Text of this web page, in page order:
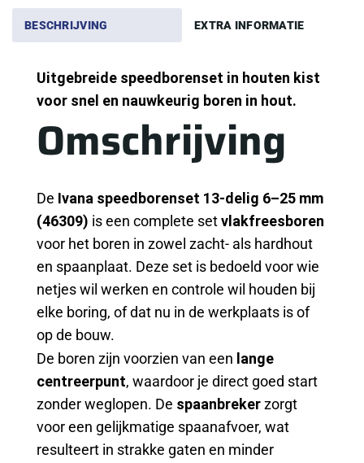
BESCHRIJVING EXTRA INFORMATIE
Uitgebreide speedborenset in houten kist
voor snel en nauwkeurig boren in hout.
Omschrijving
De Ivana speedborenset 13-delig 6–25 mm
(46309) is een complete setvlakfreesboren
voor het boren in zowel zacht- als hardhout
en spaanplaat. Deze set is bedoeld voor wie
netjes wil werken en controle wil houden bij
elke boring, of dat nu in de werkplaats is of
op de bouw.
De boren zijn voorzien van een lange
centreerpunt, waardoor je direct goed start
zonder weglopen. De spaanbrekerzorgt
voor een gelijkmatige spaanafvoer, wat
resulteert in strakke gaten en minder